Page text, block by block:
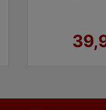
Prix